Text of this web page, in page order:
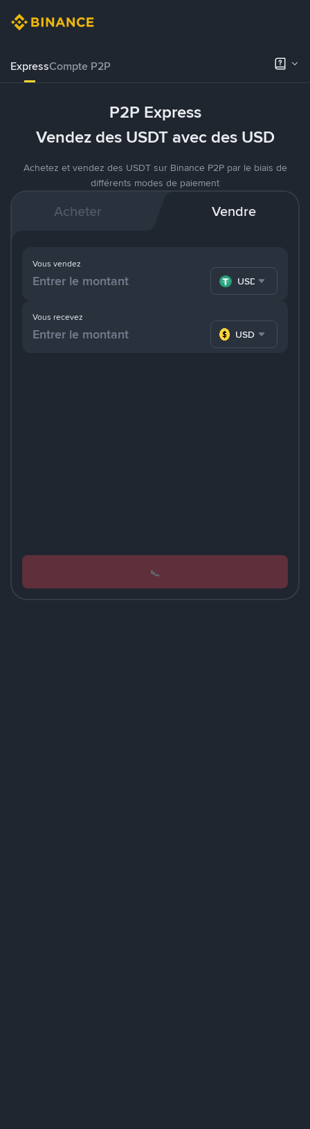
ExpressCompte P2P
P2P Express
Vendez des USDT avec des USD
Achetez et vendez des USDT sur Binance P2P par le biais de
différents modes de paiement
Acheter Vendre
Vous recevez
USD
Vous vendez
USDT